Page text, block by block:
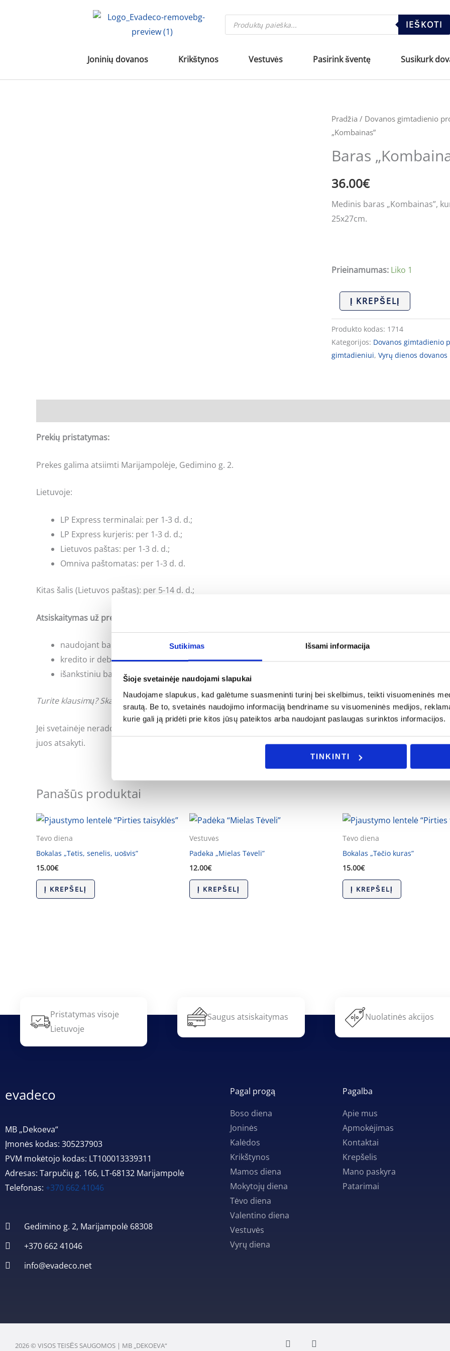
Sutikimas Išsami informacija
Šioje svetainėje naudojami slapukai
Naudojame slapukus, kad galėtume suasmeninti turinį bei skelbimus, teikti visuomeninės
srautą. Be to, svetainės naudojimo informaciją bendriname su visuomeninės medijos,
kurie gali ją pridėti prie kitos jūsų pateiktos arba naudojant paslaugas surinktos informacijos.
TINKINTI
Products
search IEŠKOTI
Joninių dovanos Krikštynos Vestuvės Pasirink šventę Susikurk
Pradžia / Dovanos gimtadienio
„Kombainas”
Baras
36.00€
Medinis baras „Kombainas”,
25x27cm.
Prieinamumas: Liko 1
produkto
kiekis:
"Kombainas"
Į KREPŠELĮ
Produkto kodas: 1714
Kategorijos: Dovanos gimtadienio
gimtadieniui, Vyrų dienos dovanos
Prekių pristatymas:
Prekes galima atsiimti Marijampolėje, Gedimino g. 2.
Lietuvoje:
LP Express terminalai: per 1-3 d. d.;
LP Express kurjeris: per 1-3 d. d.;
Lietuvos paštas: per 1-3 d. d.;
Omniva paštomatas: per 1-3 d. d.
Kitas šalis (Lietuvos paštas): per 5-14 d. d.;
Atsiskaitymas už prekes:
naudojant banko internetinės bankininkystės sistemas;
kredito ir debeto kortele;
išankstiniu bankiniu pavedimu;
Turite klausimų? Skambinkite: +370 662 41046 arba rašykite: info@evadeco.net
Jei svetainėje neradote Jus dominančios informacijos ar Jus domina individualus užsakymas, galite mums
juos atsakyti.
Panašūs produktai
Tėvo diena
Bokalas „Tėtis, senelis, uošvis”
15.00€
Į KREPŠELĮ
Vestuvės
Padėka „Mielas Tėveli”
12.00€
Į KREPŠELĮ
Tėvo diena
Bokalas „Tėčio kuras”
15.00€
Į KREPŠELĮ
Pristatymas visoje
Lietuvoje
Saugus atsiskaitymas Nuolatinės akcijos
evadeco
MB „Dekoeva“
Įmonės kodas: 305237903
PVM mokėtojo kodas: LT100013339311
Adresas: Tarpučių g. 166, LT-68132 Marijampolė
Telefonas: +370 662 41046
Gedimino g. 2, Marijampolė 68308
+370 662 41046
info@evadeco.net
Pagal progą
Boso diena
Joninės
Kalėdos
Krikštynos
Mamos diena
Mokytojų diena
Tėvo diena
Valentino diena
Vestuvės
Vyrų diena
Pagalba
Apie mus
Apmokėjimas
Kontaktai
Krepšelis
Mano paskyra
Patarimai
2026 © VISOS TEISĖS SAUGOMOS | MB „DEKOEVA“ F I